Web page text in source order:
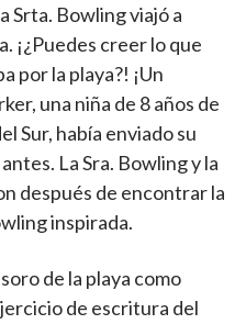
Srta. Bowling viajó a
¡¿Puedes creer lo que
por la playa?! ¡Un
una niña de 8 años de
Sur, había enviado su
La Sra. Bowling y la
después de encontrar la
inspirada.
de la playa como
de escritura del